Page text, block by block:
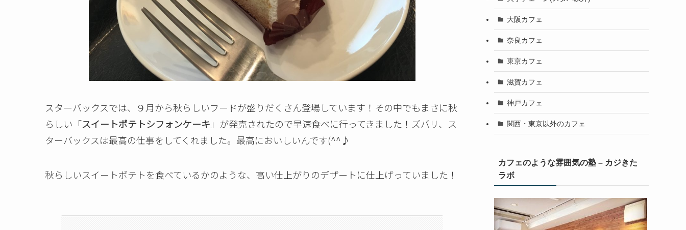
スターバックスでは、９月から秋らしいフードが盛りだくさん登場しています！その中でもまさに秋
らしい「スイートポテトシフォンケーキ 」が発売されたので早速食べに行ってきました！ズバリ、ス
ターバックスは最高の仕事をしてくれました。最高においしいんです(^^♪
秋らしいスイートポテトを食べているかのような、高い仕上がりのデザートに仕上げっていました！
大阪カフェ
奈良カフェ
東京カフェ
滋賀カフェ
神戸カフェ
関西・東京以外のカフェ
カフェのような雰囲気の塾 – カジきた
ラボ